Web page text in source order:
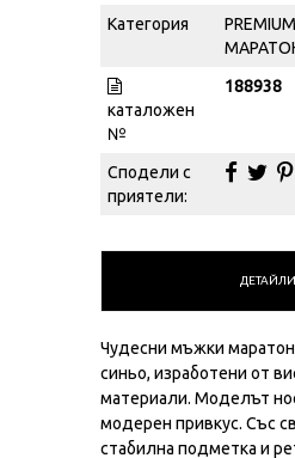
Категория
каталожен
№
188938
Сподели с
приятели:
ДЕТАЙЛИ
Чудесни мъжки
синьо, изработени от
материали. Моделът
модерен привкус. Със
стабилна подметка и